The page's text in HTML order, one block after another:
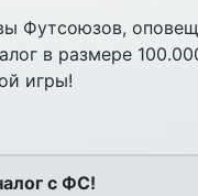
Футсоюзов,
в размере
игры!
с ФС!